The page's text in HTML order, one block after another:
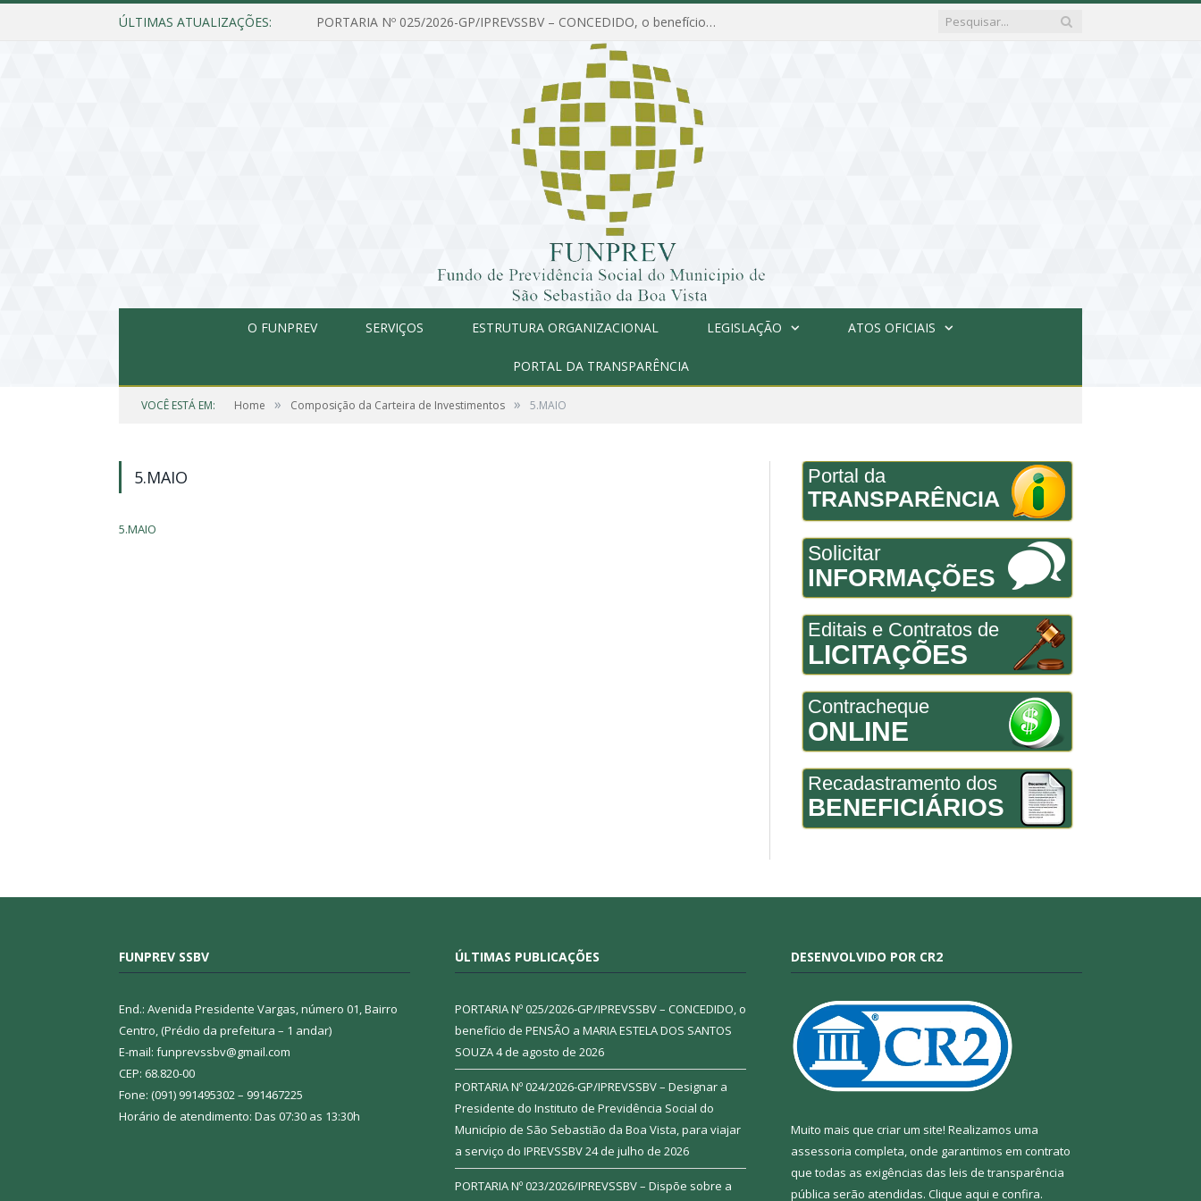
ÚLTIMAS ATUALIZAÇÕES: PORTARIA Nº 025/2026-GP/IPREVSSBV – CONCEDIDO, o benefício de PENSÃO a MARIA ESTELA DOS SANTOS SOUZA
O FUNPREV SERVIÇOS ESTRUTURA ORGANIZACIONAL LEGISLAÇÃO ATOS OFICIAIS
PORTAL DA TRANSPARÊNCIA
VOCÊ ESTÁ EM: Home » Composição da Carteira de Investimentos » 5.MAIO
5.MAIO
5.MAIO
Portal da
TRANSPARÊNCIA
Solicitar
INFORMAÇÕES
Editais e Contratos de
LICITAÇÕES
Contracheque
ONLINE
Recadastramento dos
BENEFICIÁRIOS
FUNPREV SSBV
End.: Avenida Presidente Vargas, número 01, Bairro
Centro, (Prédio da prefeitura – 1 andar)
E-mail: funprevssbv@gmail.com
CEP: 68.820-00
Fone: (091) 991495302 – 991467225
Horário de atendimento: Das 07:30 as 13:30h
ÚLTIMAS PUBLICAÇÕES
PORTARIA Nº 025/2026-GP/IPREVSSBV – CONCEDIDO, o
benefício de PENSÃO a MARIA ESTELA DOS SANTOS
SOUZA4 de agosto de 2026
PORTARIA Nº 024/2026-GP/IPREVSSBV – Designar a
Presidente do Instituto de Previdência Social do
Município de São Sebastião da Boa Vista, para viajar
a serviço do IPREVSSBV24 de julho de 2026
PORTARIA Nº 023/2026/IPREVSSBV – Dispõe sobre a
DESENVOLVIDO POR CR2
Muito mais que criar um site! Realizamos uma
assessoria completa, onde garantimos em contrato
que todas as exigências das leis de transparência
pública serão atendidas. Clique aqui e confira.